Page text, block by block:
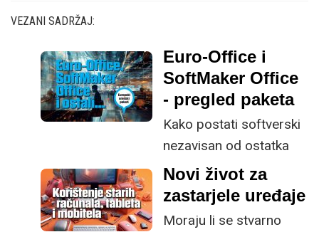
VEZANI SADRŽAJ:
Euro-Office i
SoftMaker Office
- pregled paketa
Kako postati softverski
nezavisan od ostatka
svijeta?
Novi život za
zastarjele uređaje
Moraju li se stvarno